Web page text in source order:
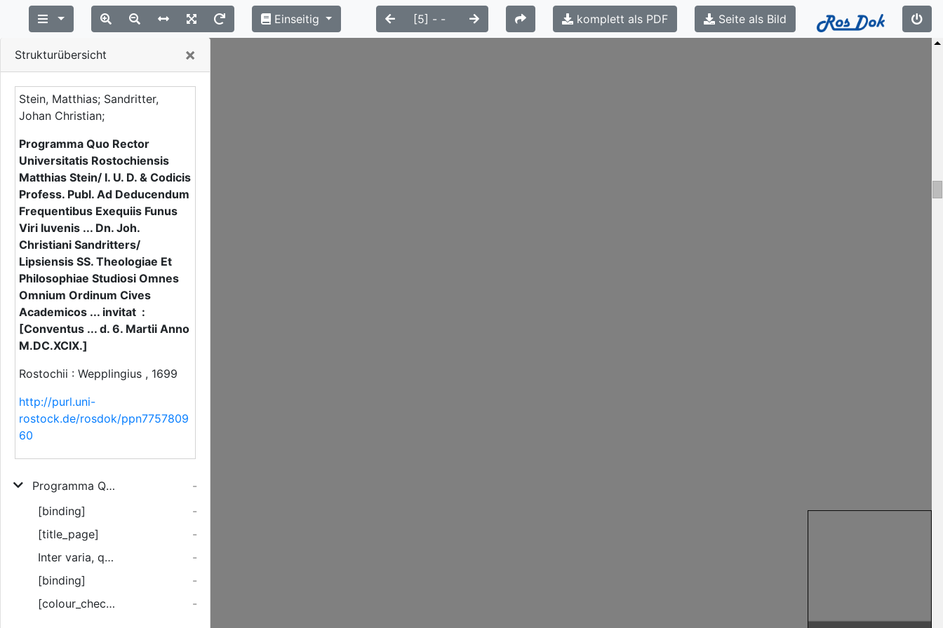
Strukturübersicht ×
Stein, Matthias; Sandritter,
Johan Christian;
Programma Quo Rector
Universitatis Rostochiensis
Matthias Stein/ I. U. D. & Codicis
Profess. Publ. Ad Deducendum
Frequentibus Exequiis Funus
Viri Iuvenis ... Dn. Joh.
Christiani Sandritters/
Lipsiensis SS. Theologiae Et
Philosophiae Studiosi Omnes
Omnium Ordinum Cives
Academicos ... invitat :
[Conventus ... d. 6. Martii Anno
M.DC.XCIX.]
Rostochii : Wepplingius , 1699
http://purl.uni-
rostock.de/rosdok/ppn7757809
60
Programma Quo Rector Universitatis Rostochiensis Matthias Stein/ I. U. D. & Codicis Profess. Publ. Ad Deducendum Frequentibus Exequiis Funus Viri Iuvenis ... Dn. Joh. Christiani Sandritters/ Lipsiensis SS. Theologiae Et Philosophiae Studiosi Omnes Omnium Ordinum Cives Academicos ... invitat
-
[binding]
-
[title_page]
-
Inter varia, quae a priscis Philosophiae ...
-
[binding]
-
[colour_checker]
-
Einseitig komplett als PDF Seite als Bild